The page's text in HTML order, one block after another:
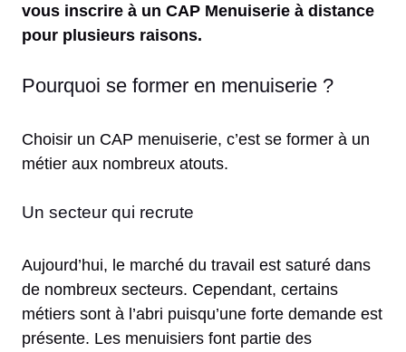
vous inscrire à un CAP Menuiserie à distance
pour plusieurs raisons.
Pourquoi se former en menuiserie ?
Choisir un CAP menuiserie, c’est se former à un
métier aux nombreux atouts.
Un secteur qui recrute
Aujourd’hui, le marché du travail est saturé dans
de nombreux secteurs. Cependant, certains
métiers sont à l’abri puisqu’une forte demande est
présente. Les menuisiers font partie des